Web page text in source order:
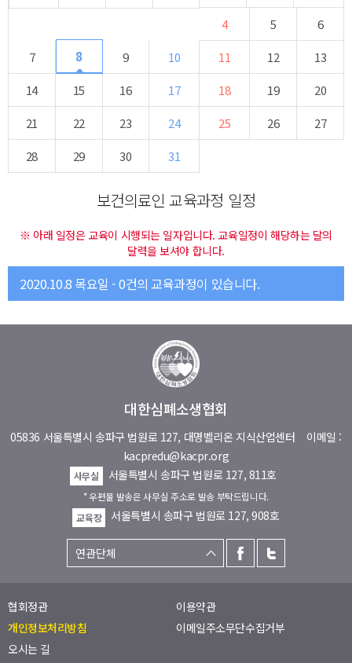
4
5
6
7
8 9 10 11 12
13
14
15 16 17 18 19
20
21
22 23 24 25 26
27
28
29 30 31
보건의료인 교육과정 일정
※ 아래 일정은 교육이 시행되는 일자입니다. 교육일정이 해당하는 달의
달력을 보셔야 합니다.
2020.10.8 목요일 - 0건의 교육과정이 있습니다.
대한심폐소생협회
05836 서울특별시 송파구 법원로 127, 대명벨리온 지식산업센터 이메일 :
kacpredu@kacpr.org
사무실 서울특별시 송파구 법원로 127, 811호
* 우편물 발송은 사무실 주소로 발송 부탁드립니다.
교육장
서울특별시 송파구 법원로 127, 908호
협회정관
이용약관
개인정보처리방침
이메일주소무단수집거부
오시는 길